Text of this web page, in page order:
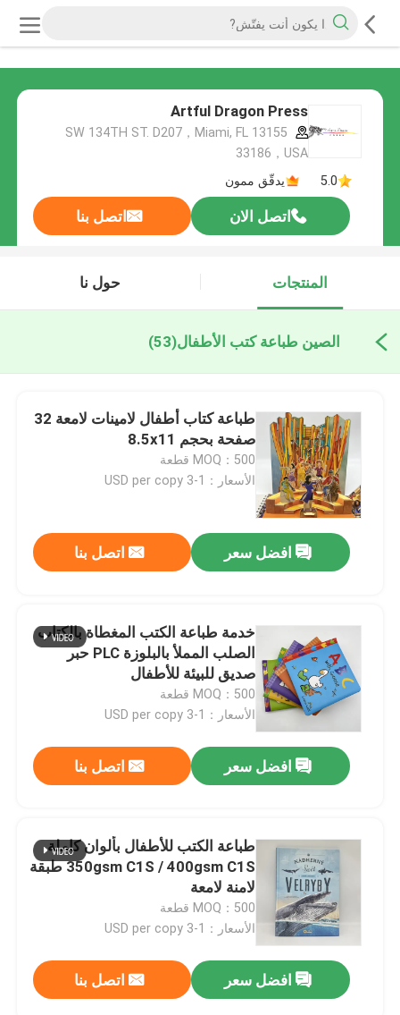
Artful Dragon Press
13155 SW 134TH ST. D207，Miami, FL
33186，USA
5.0
يدقّق ممون
اتصل الان اتصل بنا
المنتجات حول نا
الصين طباعة كتب الأطفال(53)
طباعة كتاب أطفال لامينات لامعة 32
صفحة بحجم 8.5x11
MOQ：500 قطعة
الأسعار：1-3 USD per copy
افضل سعر اتصل بنا
خدمة طباعة الكتب المغطاة بالكتاب
الصلب المملأ بالبلوزة PLC حبر
صديق للبيئة للأطفال
MOQ：500 قطعة
الأسعار：1-3 USD per copy
افضل سعر اتصل بنا
طباعة الكتب للأطفال بألوان كاملة
350gsm C1S / 400gsm C1S طبقة
لامنة لامعة
MOQ：500 قطعة
الأسعار：1-3 USD per copy
افضل سعر اتصل بنا